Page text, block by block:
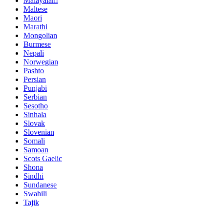
Maltese
Maori
Marathi
Mongolian
Burmese
Nepali
Norwegian
Pashto
Persian
Punjabi
Serbian
Sesotho
Sinhala
Slovak
Slovenian
Somali
Samoan
Scots Gaelic
Shona
Sindhi
Sundanese
Swahili
Tajik